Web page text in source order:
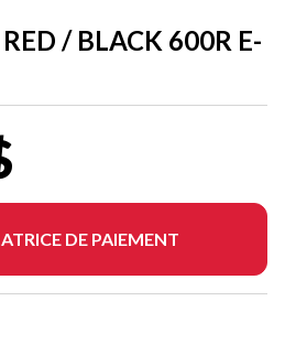
/ BLACK 600R E-
DE PAIEMENT